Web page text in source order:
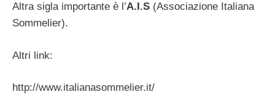
Altra sigla importante è l’A.I.S (Associazione Italiana
Sommelier).
Altri link:
http://www.italianasommelier.it/